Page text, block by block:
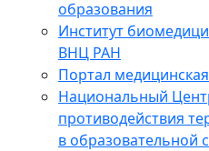
образования
Институт
ВНЦ РАН
Портал
Национальный
противодействия
в образовательной